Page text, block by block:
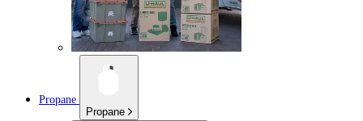
Propane
Propane